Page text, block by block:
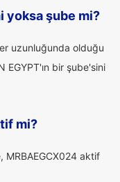
yoksa şube mi?
uzunluğunda olduğu
EGYPT'ın bir şube'sini
mi?
MRBAEGCX024 aktif